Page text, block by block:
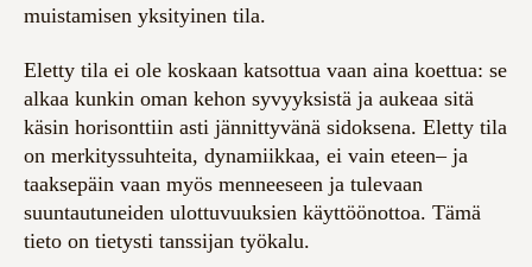
muistamisen yksityinen tila.
Eletty tila ei ole koskaan katsottua vaan aina koettua: se
alkaa kunkin oman kehon syvyyksistä ja aukeaa sitä
käsin horisonttiin asti jännittyvänä sidoksena. Eletty tila
on merkityssuhteita, dynamiikkaa, ei vain eteen– ja
taaksepäin vaan myös menneeseen ja tulevaan
suuntautuneiden ulottuvuuksien käyttöönottoa. Tämä
tieto on tietysti tanssijan työkalu.